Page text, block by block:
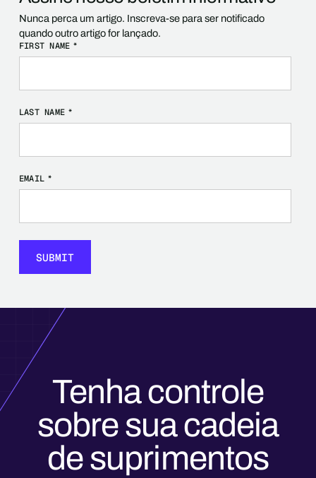
Nunca perca um artigo. Inscreva-se para ser notificado
quando outro artigo for lançado.
FIRST NAME *
LAST NAME *
EMAIL *
Tenha controle
sobre sua cadeia
de suprimentos